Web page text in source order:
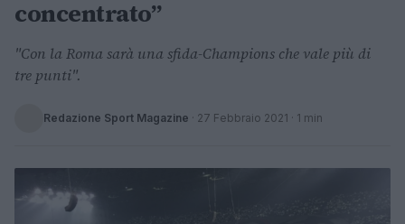
concentrato”
"Con la Roma sarà una sfida-Champions che vale più di
tre punti".
Redazione Sport Magazine · 27 Febbraio 2021 · 1 min